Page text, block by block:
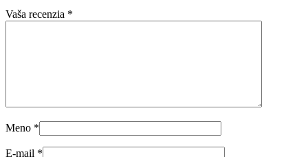
Vaša recenzia *
Meno *
E-mail *